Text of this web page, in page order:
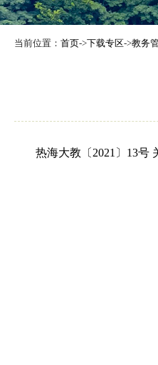
当前位置： 首页->下载专区->教务
热海大教〔2021〕13号